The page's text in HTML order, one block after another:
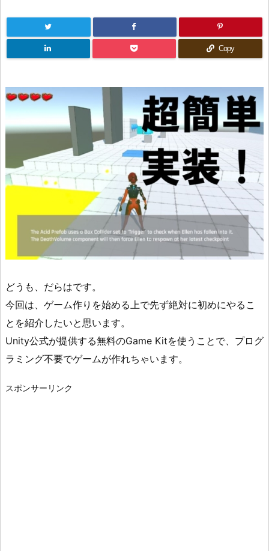
Copy
どうも、だらはです。
今回は、ゲーム作りを始める上で先ず絶対に初めにやるこ
とを紹介したいと思います。
Unity公式が提供する無料のGame Kitを使うことで、プログ
ラミング不要でゲームが作れちゃいます。
スポンサーリンク